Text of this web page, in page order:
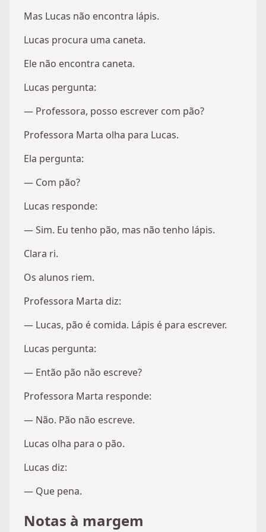
Mas Lucas não encontra lápis.
Lucas procura uma caneta.
Ele não encontra caneta.
Lucas pergunta:
— Professora, posso escrever com pão?
Professora Marta olha para Lucas.
Ela pergunta:
— Com pão?
Lucas responde:
— Sim. Eu tenho pão, mas não tenho lápis.
Clara ri.
Os alunos riem.
Professora Marta diz:
— Lucas, pão é comida. Lápis é para escrever.
Lucas pergunta:
— Então pão não escreve?
Professora Marta responde:
— Não. Pão não escreve.
Lucas olha para o pão.
Lucas diz:
— Que pena.
Notas à margem